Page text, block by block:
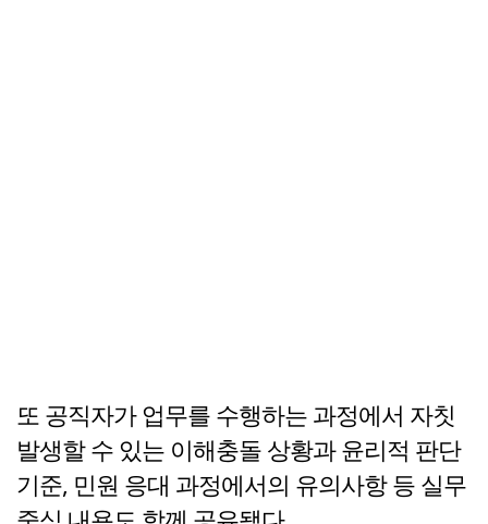
또 공직자가 업무를 수행하는 과정에서 자칫
발생할 수 있는 이해충돌 상황과 윤리적 판단
기준, 민원 응대 과정에서의 유의사항 등 실무